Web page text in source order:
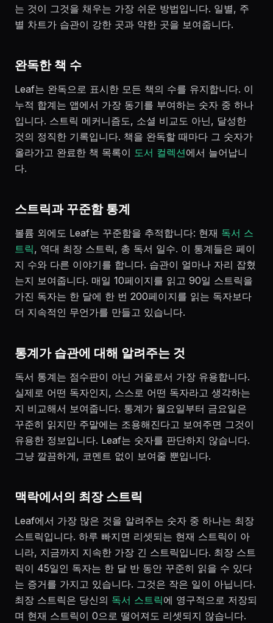
는 것이 그것을 채우는 가장 쉬운 방법입니다. 일별, 주
별 차트가 습관이 강한 곳과 약한 곳을 보여줍니다.
완독한 책 수
Leaf는 완독으로 표시한 모든 책의 수를 유지합니다. 이
누적 합계는 앱에서 가장 동기를 부여하는 숫자 중 하나
입니다. 스트릭 메커니즘도, 소셜 비교도 아닌, 달성한
것의 정직한 기록입니다. 책을 완독할 때마다 그 숫자가
올라가고 완료한 책 목록이 도서 컬렉션에서 늘어납니
다.
스트릭과 꾸준함 통계
볼륨 외에도 Leaf는 꾸준함을 추적합니다: 현재 독서 스
트릭, 역대 최장 스트릭, 총 독서 일수. 이 통계들은 페이
지 수와 다른 이야기를 합니다. 습관이 얼마나 자리 잡혔
는지 보여줍니다. 매일 10페이지를 읽고 90일 스트릭을
가진 독자는 한 달에 한 번 200페이지를 읽는 독자보다
더 지속적인 무언가를 만들고 있습니다.
통계가 습관에 대해 알려주는 것
독서 통계는 점수판이 아닌 거울로서 가장 유용합니다.
실제로 어떤 독자인지, 스스로 어떤 독자라고 생각하는
지 비교해서 보여줍니다. 통계가 월요일부터 금요일은
꾸준히 읽지만 주말에는 조용해진다고 보여주면 그것이
유용한 정보입니다. Leaf는 숫자를 판단하지 않습니다.
그냥 깔끔하게, 코멘트 없이 보여줄 뿐입니다.
맥락에서의 최장 스트릭
Leaf에서 가장 많은 것을 알려주는 숫자 중 하나는 최장
스트릭입니다. 하루 빠지면 리셋되는 현재 스트릭이 아
니라, 지금까지 지속한 가장 긴 스트릭입니다. 최장 스트
릭이 45일인 독자는 한 달 반 동안 꾸준히 읽을 수 있다
는 증거를 가지고 있습니다. 그것은 작은 일이 아닙니다.
최장 스트릭은 당신의 독서 스트릭에 영구적으로 저장되
며 현재 스트릭이 0으로 떨어져도 리셋되지 않습니다.